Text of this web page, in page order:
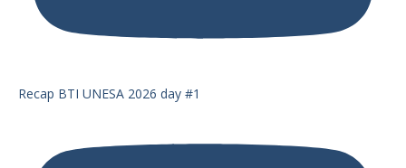
Recap BTI UNESA 2026 day #1